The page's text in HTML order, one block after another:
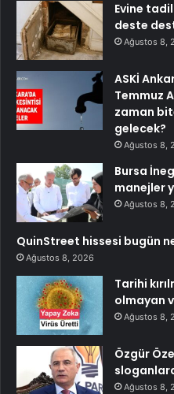
Evine
deste
Ağustos 8,
ASKİ
Temmuz
zaman
gelecek?
Ağustos 8,
Bursa
manejler
Ağustos 8,
QuinStreet hissesi bugün
Ağustos 8, 2026
Tarihi
olmayan
Ağustos 8,
Özgür
Ağustos 8,